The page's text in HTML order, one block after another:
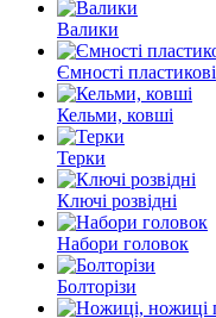
Валики
Ємності пластикові
Кельми, ковші
Терки
Ключі розвідні
Набори головок
Болторізи